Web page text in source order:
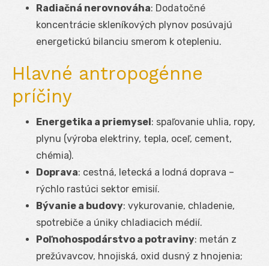
Radiačná nerovnováha: Dodatočné
koncentrácie skleníkových plynov posúvajú
energetickú bilanciu smerom k otepleniu.
Hlavné antropogénne
príčiny
Energetika a priemysel: spaľovanie uhlia, ropy,
plynu (výroba elektriny, tepla, oceľ, cement,
chémia).
Doprava: cestná, letecká a lodná doprava –
rýchlo rastúci sektor emisií.
Bývanie a budovy: vykurovanie, chladenie,
spotrebiče a úniky chladiacich médií.
Poľnohospodárstvo a potraviny: metán z
prežúvavcov, hnojiská, oxid dusný z hnojenia;